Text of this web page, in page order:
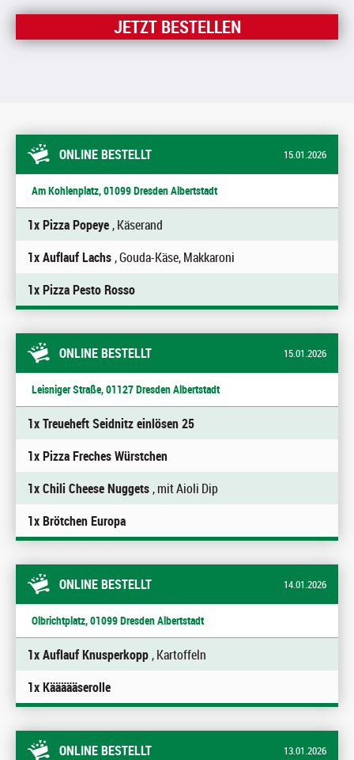
JETZT BESTELLEN
ONLINE BESTELLT 15.01.2026
Am Kohlenplatz, 01099 Dresden Albertstadt
1x Pizza Popeye, Käserand
1x Auflauf Lachs, Gouda-Käse, Makkaroni
1x Pizza Pesto Rosso
ONLINE BESTELLT 15.01.2026
Leisniger Straße, 01127 Dresden Albertstadt
1x Treueheft Seidnitz einlösen 25
1x Pizza Freches Würstchen
1x Chili Cheese Nuggets, mit Aioli Dip
1x Brötchen Europa
ONLINE BESTELLT 14.01.2026
Olbrichtplatz, 01099 Dresden Albertstadt
1x Auflauf Knusperkopp, Kartoffeln
1x Käääääserolle
ONLINE BESTELLT 13.01.2026